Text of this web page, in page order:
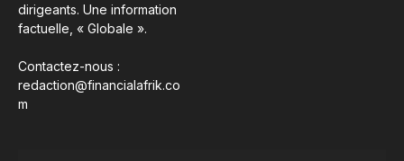
dirigeants. Une information
factuelle, « Globale ».
Contactez-nous :
redaction@financialafrik.co
m